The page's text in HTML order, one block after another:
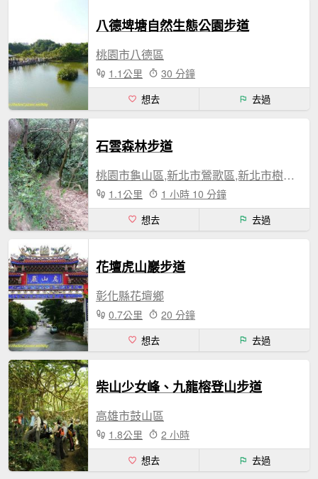
八德埤塘自然生態公園步道
桃園市八德區
1.1公里 30 分鐘
想去 去過
石雲森林步道
桃園市龜山區,新北市鶯歌區,新北市樹林區
1.1公里 1 小時 10 分鐘
想去 去過
花壇虎山巖步道
彰化縣花壇鄉
0.7公里 20 分鐘
想去 去過
柴山少女峰、九龍榕登山步道
高雄市鼓山區
1.8公里 2 小時
想去 去過